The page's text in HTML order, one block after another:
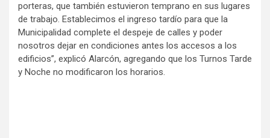
porteras, que también estuvieron temprano en sus lugares
de trabajo. Establecimos el ingreso tardío para que la
Municipalidad complete el despeje de calles y poder
nosotros dejar en condiciones antes los accesos a los
edificios”, explicó Alarcón, agregando que los Turnos Tarde
y Noche no modificaron los horarios.